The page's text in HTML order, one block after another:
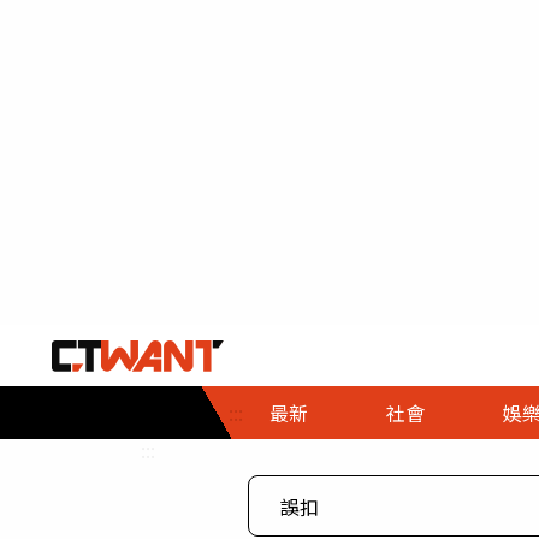
::: 最新 社會
社會首頁
時事
娛樂
娛樂首頁
即時
專題
財經首頁
熱線
３Ｃ
政